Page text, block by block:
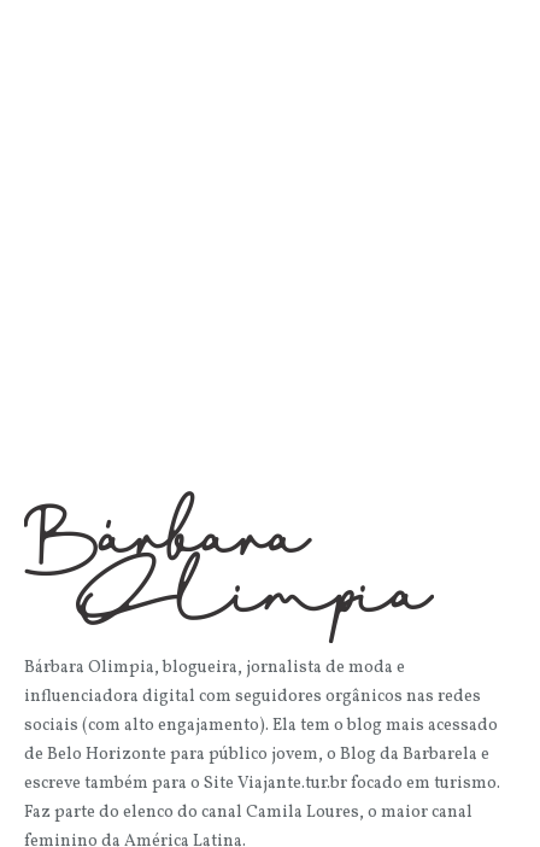
Bárbara Olimpia, blogueira, jornalista de moda e
influenciadora digital com seguidores orgânicos nas redes
sociais (com alto engajamento). Ela tem o blog mais acessado
de Belo Horizonte para público jovem, o Blog da Barbarela e
escreve também para o Site Viajante.tur.br focado em turismo.
Faz parte do elenco do canal Camila Loures, o maior canal
feminino da América Latina.